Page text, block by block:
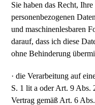
Sie haben das Recht,
personenbezogenen
und maschinenlesbaren
darauf, dass ich diese
ohne Behinderung
· die Verarbeitung auf
S. 1 lit a oder Art. 9 Abs.
Vertrag gemäß Art. 6